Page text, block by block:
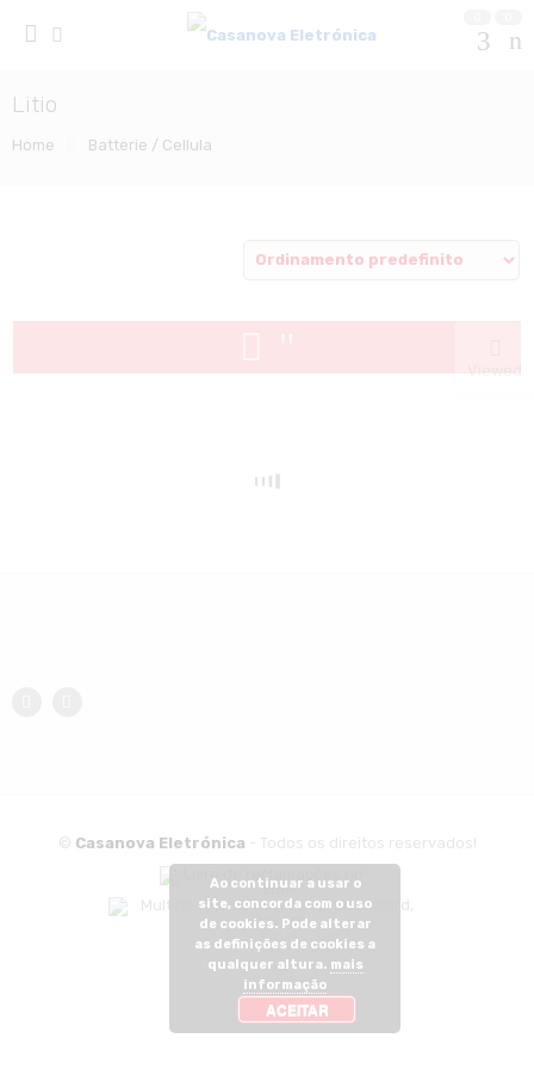
Litio
Home Batterie / Cellula
© Casanova Eletrónica - Todos os direitos reservados!
Viewed
Ao continuar a usar o
site, concorda com o uso
de cookies. Pode alterar
as definições de cookies a
qualquer altura. mais
informação
ACEITAR